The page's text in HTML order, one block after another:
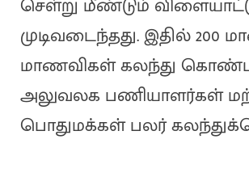
செள்று மீண்டும்
முடிவடைந்தது. இதில் 200
மாணவிகள் கலந்து
அலுவலக பணியாளர்கள்
பொதுமக்கள் பலர்